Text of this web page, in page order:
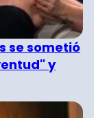
se sometió
y